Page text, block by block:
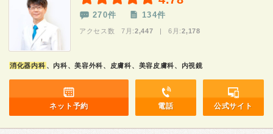
270件 134件
アクセス数 7月:2,447 | 6月:2,178
消化器内科 、内科、美容外科、皮膚科、美容皮膚科、内視鏡
ネット予約 電話 公式サイト